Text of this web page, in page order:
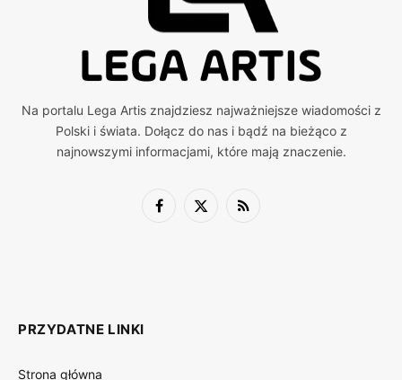
Na portalu Lega Artis znajdziesz najważniejsze wiadomości z
Polski i świata. Dołącz do nas i bądź na bieżąco z
najnowszymi informacjami, które mają znaczenie.
Facebook
X
RSS
PRZYDATNE LINKI
Strona główna